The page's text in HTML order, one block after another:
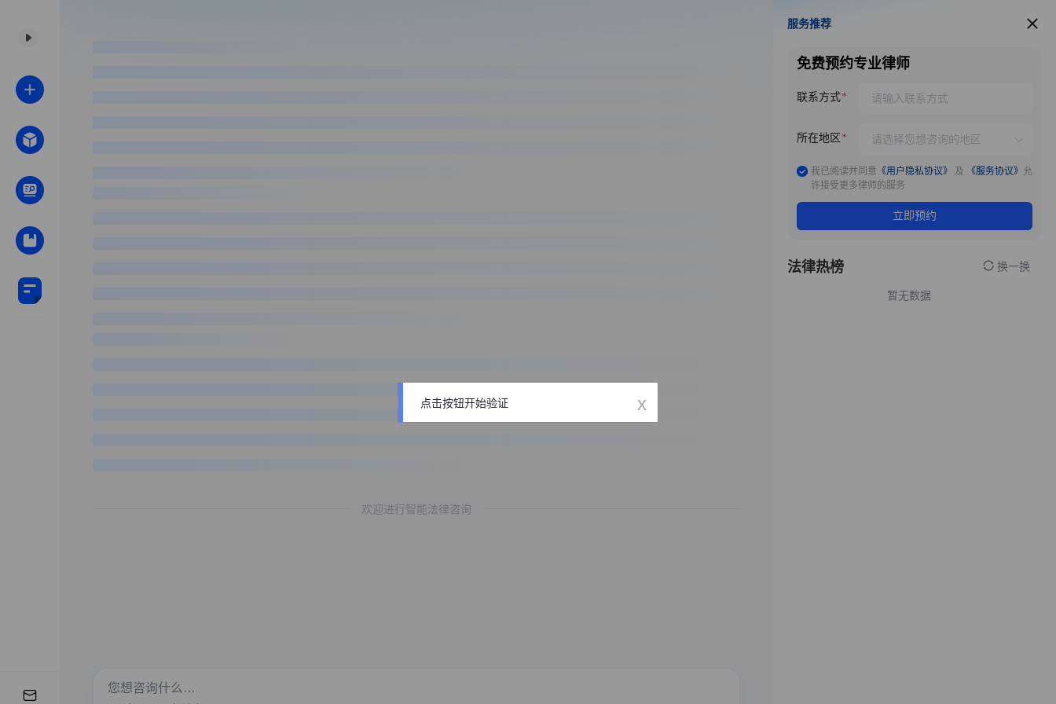
欢迎进行智能法律咨询
服务推荐
服务推荐
免费预约专业律师
联系方式
所在地区
我已阅读并同意 《用户隐私协议》 及 《服务协议》 允
许接受更多律师的服务
立即预约
法律热榜 换一换
暂无数据
点击按钮开始验证 x